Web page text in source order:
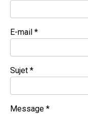
E-mail *
Sujet *
Message *